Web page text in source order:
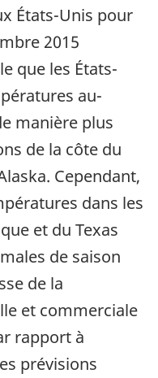
États-Unis pour
2015
que les États-
au-
manière plus
de la côte du
Cependant,
dans les
et du Texas
de saison
de la
et commerciale
rapport à
prévisions